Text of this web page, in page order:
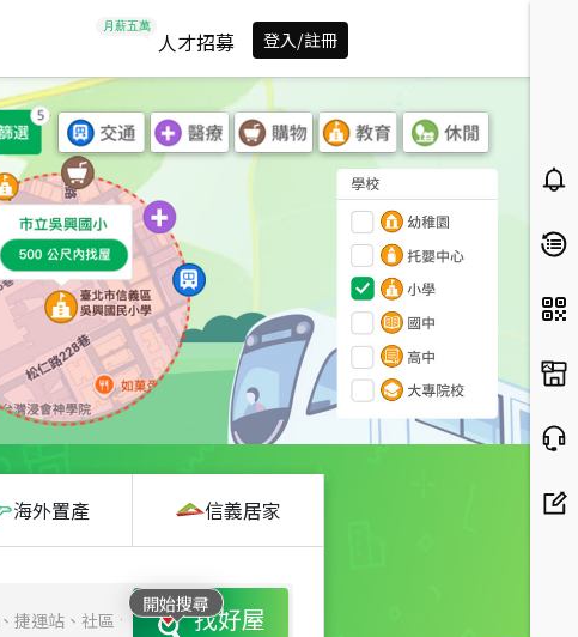
人才招募 登入/註冊
海外置產 信義居家
開始搜尋
找好屋